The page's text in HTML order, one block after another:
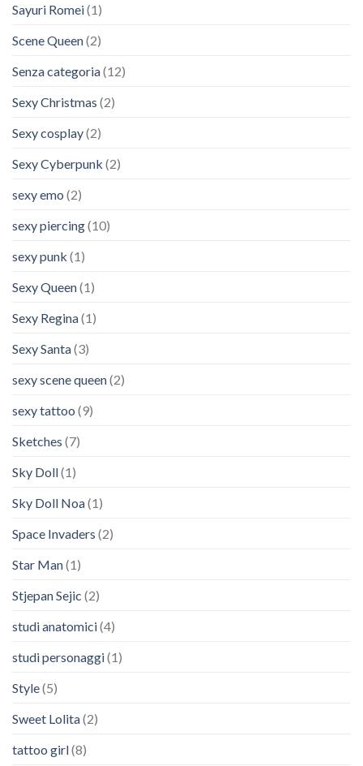
Sayuri Romei(1)
Scene Queen(2)
Senza categoria(12)
Sexy Christmas (2)
Sexy cosplay(2)
Sexy Cyberpunk (2)
sexy emo (2)
sexy piercing(10)
sexy punk (1)
Sexy Queen(1)
Sexy Regina(1)
Sexy Santa(3)
sexy scene queen(2)
sexy tattoo (9)
Sketches (7)
Sky Doll(1)
Sky Doll Noa(1)
Space Invaders (2)
Star Man(1)
Stjepan Sejic (2)
studi anatomici(4)
studi personaggi(1)
Style(5)
Sweet Lolita(2)
tattoo girl(8)